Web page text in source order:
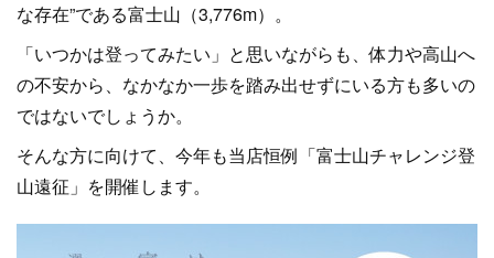
な存在”である富士山（3,776m）。
「いつかは登ってみたい」と思いながらも、体力や高山へ
の不安から、なかなか一歩を踏み出せずにいる方も多いの
ではないでしょうか。
そんな方に向けて、今年も当店恒例「富士山チャレンジ登
山遠征」を開催します。